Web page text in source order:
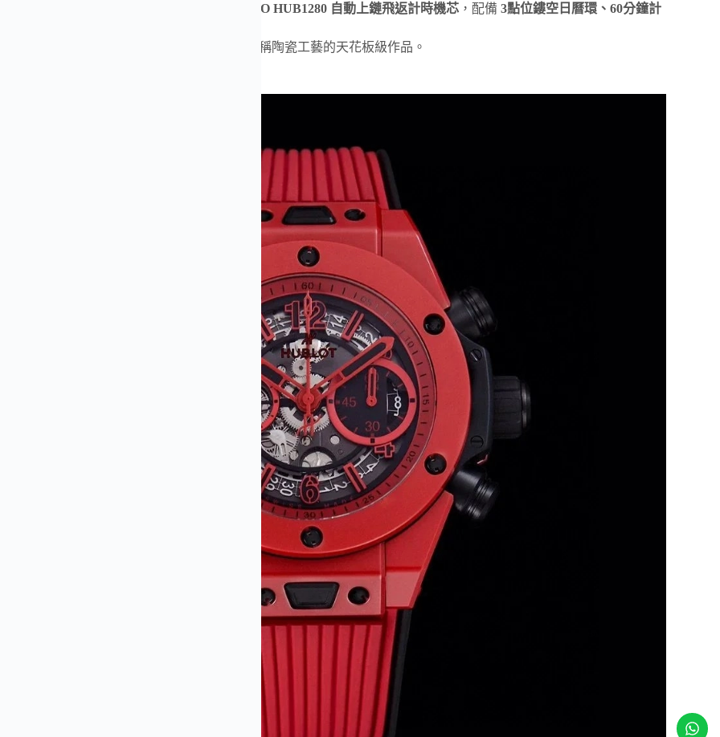
UNICO HUB1280 自動上鏈飛返計時機芯，配備 3點位鏤空日曆環、60分鐘計
，全功能完美實現，質感與真品無異，堪稱陶瓷工藝的天花板級作品。